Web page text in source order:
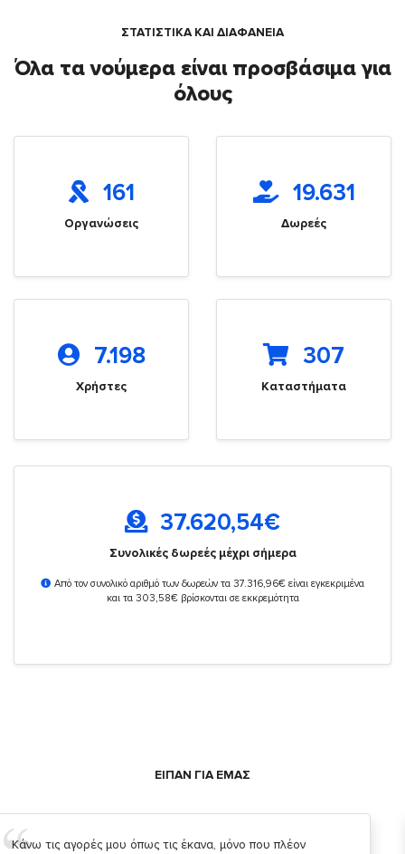
ΣΤΑΤΙΣΤΙΚΑ ΚΑΙ ΔΙΑΦΑΝΕΙΑ
Όλα τα νούμερα είναι προσβάσιμα για
όλους
161
Οργανώσεις
19.631
Δωρεές
7.198
Χρήστες
307
Καταστήματα
37.620,54€
Συνολικές δωρεές μέχρι σήμερα
Από τον συνολικό αριθμό των δωρεών τα 37.316,96€ είναι εγκεκριμένα
και τα 303,58€ βρίσκονται σε εκκρεμότητα
ΕΙΠΑΝ ΓΙΑ ΕΜΑΣ
Σας ευχαριστώ που μας δίνετε την δυνατότητα να κάνουμε